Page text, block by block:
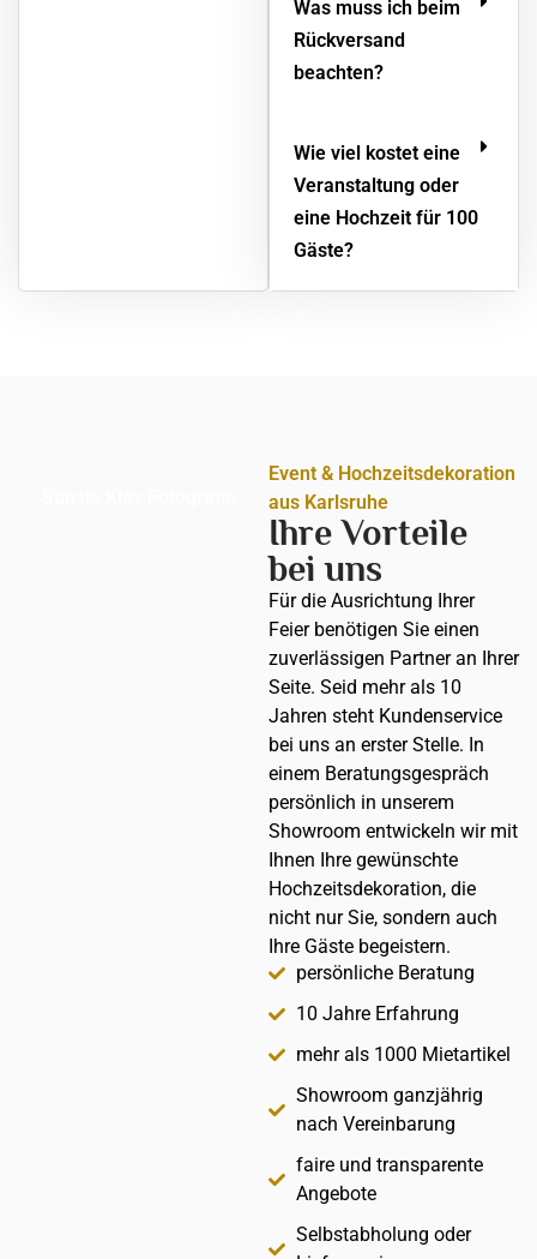
Was muss ich beim
Rückversand
beachten?
Wie viel kostet eine
Veranstaltung oder
eine Hochzeit für 100
Gäste?
Event & Hochzeitsdekoration
aus Karlsruhe
Ihre Vorteile
bei uns
Für die Ausrichtung Ihrer
Feier benötigen Sie einen
zuverlässigen Partner an Ihrer
Seite. Seid mehr als 10
Jahren steht Kundenservice
bei uns an erster Stelle. In
einem Beratungsgespräch
persönlich in unserem
Showroom entwickeln wir mit
Ihnen Ihre gewünschte
Hochzeitsdekoration, die
nicht nur Sie, sondern auch
Ihre Gäste begeistern.
persönliche Beratung
10 Jahre Erfahrung
mehr als 1000 Mietartikel
Showroom ganzjährig
nach Vereinbarung
faire und transparente
Angebote
Selbstabholung oder